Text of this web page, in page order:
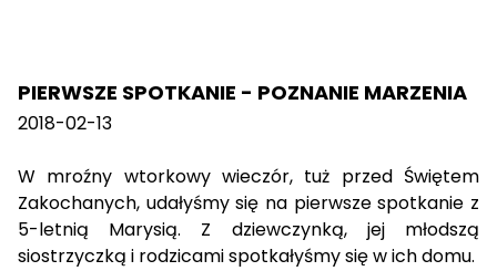
PIERWSZE SPOTKANIE - POZNANIE MARZENIA
2018-02-13
W mroźny wtorkowy wieczór, tuż przed Świętem
Zakochanych, udałyśmy się na pierwsze spotkanie z
5-letnią Marysią. Z dziewczynką, jej młodszą
siostrzyczką i rodzicami spotkałyśmy się w ich domu.